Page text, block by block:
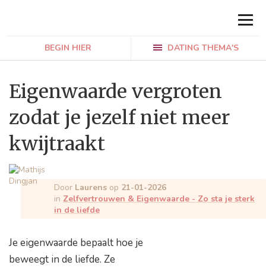
BEGIN HIER DATING THEMA'S
Eigenwaarde vergroten
zodat je jezelf niet meer
kwijtraakt
Door Laurens op 21-01-2026
in Zelfvertrouwen & Eigenwaarde - Zo sta je sterk
in de liefde
Je eigenwaarde bepaalt hoe je
beweegt in de liefde. Ze